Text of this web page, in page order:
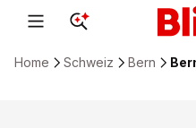
Home Schweiz Bern